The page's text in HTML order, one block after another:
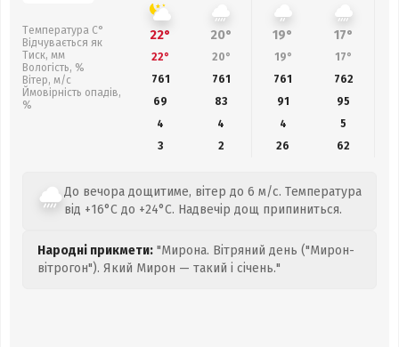
Температура С°
Відчувається як
Тиск, мм
Вологість, %
Вітер, м/с
Ймовірність опадів,
%
22° 20° 19° 17°
22° 20° 19° 17°
761
761 761 762
69
83 91 95
4
4 4
5
3
2 26 62
До вечора дощитиме, вітер до 6 м/с. Температура
від +16°C до +24°C. Надвечір дощ припиниться.
Народні прикмети: "Мирона. Вітряний день ("Мирон-
вітрогон"). Який Мирон — такий і січень."